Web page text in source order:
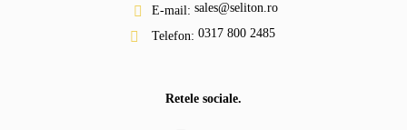
E-mail: sales@seliton.ro
Telefon: 0317 800 2485
Retele sociale.